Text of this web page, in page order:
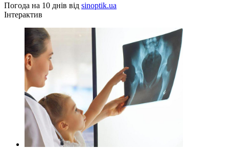
Погода на 10 днів від sinoptik.ua
Інтерактив